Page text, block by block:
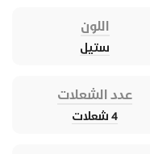
اللون
ستيل
عدد الشعلات
4 شعلات